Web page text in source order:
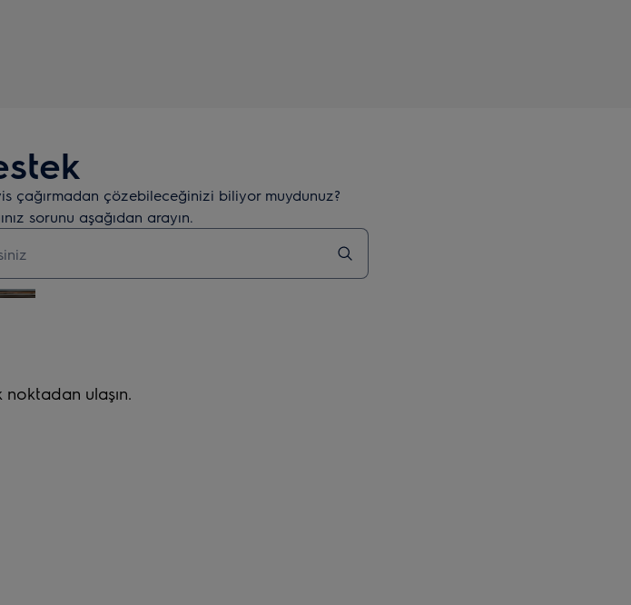
çağırmadan çözebileceğinizi biliyor muydunuz?
sorunu aşağıdan arayın.
ulaşın.